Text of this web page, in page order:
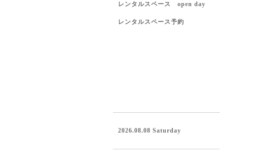
レンタルスペース open day
レンタルスペース予約
2026.08.08 Saturday